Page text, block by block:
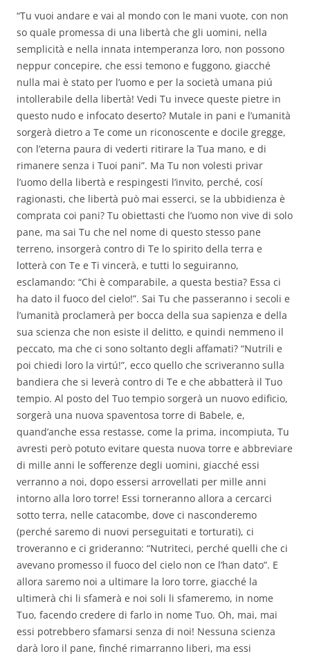
“Tu vuoi andare e vai al mondo con le mani vuote, con non
so quale promessa di una libertà che gli uomini, nella
semplicità e nella innata intemperanza loro, non possono
neppur concepire, che essi temono e fuggono, giacché
nulla mai è stato per l’uomo e per la società umana piú
intollerabile della libertà! Vedi Tu invece queste pietre in
questo nudo e infocato deserto? Mutale in pani e l’umanità
sorgerà dietro a Te come un riconoscente e docile gregge,
con l’eterna paura di vederti ritirare la Tua mano, e di
rimanere senza i Tuoi pani”. Ma Tu non volesti privar
l’uomo della libertà e respingesti l’invito, perché, cosí
ragionasti, che libertà può mai esserci, se la ubbidienza è
comprata coi pani? Tu obiettasti che l’uomo non vive di solo
pane, ma sai Tu che nel nome di questo stesso pane
terreno, insorgerà contro di Te lo spirito della terra e
lotterà con Te e Ti vincerà, e tutti lo seguiranno,
esclamando: “Chi è comparabile, a questa bestia? Essa ci
ha dato il fuoco del cielo!”. Sai Tu che passeranno i secoli e
l’umanità proclamerà per bocca della sua sapienza e della
sua scienza che non esiste il delitto, e quindi nemmeno il
peccato, ma che ci sono soltanto degli affamati? “Nutrili e
poi chiedi loro la virtú!”, ecco quello che scriveranno sulla
bandiera che si leverà contro di Te e che abbatterà il Tuo
tempio. Al posto del Tuo tempio sorgerà un nuovo edificio,
sorgerà una nuova spaventosa torre di Babele, e,
quand’anche essa restasse, come la prima, incompiuta, Tu
avresti però potuto evitare questa nuova torre e abbreviare
di mille anni le sofferenze degli uomini, giacché essi
verranno a noi, dopo essersi arrovellati per mille anni
intorno alla loro torre! Essi torneranno allora a cercarci
sotto terra, nelle catacombe, dove ci nasconderemo
(perché saremo di nuovi perseguitati e torturati), ci
troveranno e ci grideranno: “Nutriteci, perché quelli che ci
avevano promesso il fuoco del cielo non ce l’han dato”. E
allora saremo noi a ultimare la loro torre, giacché la
ultimerà chi li sfamerà e noi soli li sfameremo, in nome
Tuo, facendo credere di farlo in nome Tuo. Oh, mai, mai
essi potrebbero sfamarsi senza di noi! Nessuna scienza
darà loro il pane, finché rimarranno liberi, ma essi